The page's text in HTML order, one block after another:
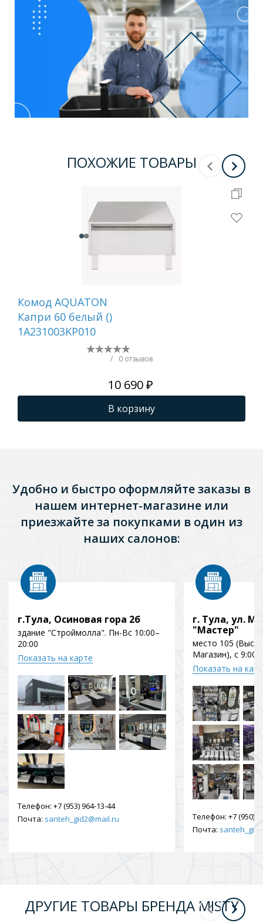
ПОХОЖИЕ ТОВАРЫ
Комод AQUATON
Капри 60 белый ()
1A231003KP010
/ 0 отзывов
10 690 ₽
В корзину
Удобно и быстро оформляйте заказы в
нашем интернет-магазине или
приезжайте за покупками в один из
наших салонов:
г.Тула, Осиновая гора 2б
здание "Строймолла". Пн-Вс 10:00–
20:00
Показать на карте
Телефон: +7 (953) 964-13-44
Почта: santeh_gid2@mail.ru
г. Тула, ул.
"Мастер"
место 105
Магазин), с 9:00
Показать на
Телефон: +7 (950)
Почта:
ДРУГИЕ ТОВАРЫ БРЕНДА MISTY